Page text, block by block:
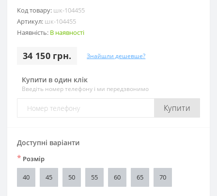
Код товару: шк-104455
Артикул: шк-104455
Наявність: В наявності
34 150 грн. Знайшли дешевше?
Купити в один клік
Введіть номер телефону і ми передзвонимо
Купити
Доступні варіанти
* Розмір
40 45 50 55 60 65 70